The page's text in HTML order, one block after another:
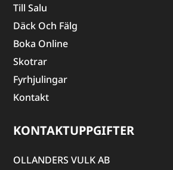
Till Salu
Däck Och Fälg
Boka Online
Skotrar
Fyrhjulingar
Kontakt
KONTAKTUPPGIFTER
OLLANDERS VULK AB